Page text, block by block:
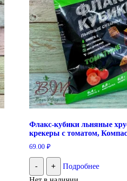
Флакс-кубики льняные
крекеры с томатом,
69.00 ₽
- +
Подробнее